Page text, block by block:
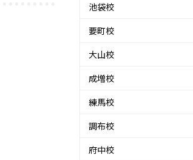
池袋校
要町校
大山校
成増校
練馬校
調布校
府中校